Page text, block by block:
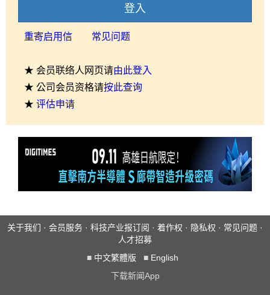
登入
重寄启用信 常见问题
★ 会员联络人网页请由此登入
★ 公司会员资格请按此查询
★ 评估申请
关于我们 · 会员服务 · 科技产业报订阅 · 着作权 · 隐私权 · 常见问题 ·
人才招募
■ 中文繁體版 ■ English
下载新闻App